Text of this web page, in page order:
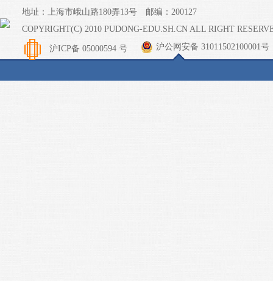
地址：上海市峨山路180弄13号 邮编：200127
COPYRIGHT(C) 2010 PUDONG-EDU.SH.CN ALL RIGHT
沪ICP备 05000594 号 沪公网安备 31011502100001号